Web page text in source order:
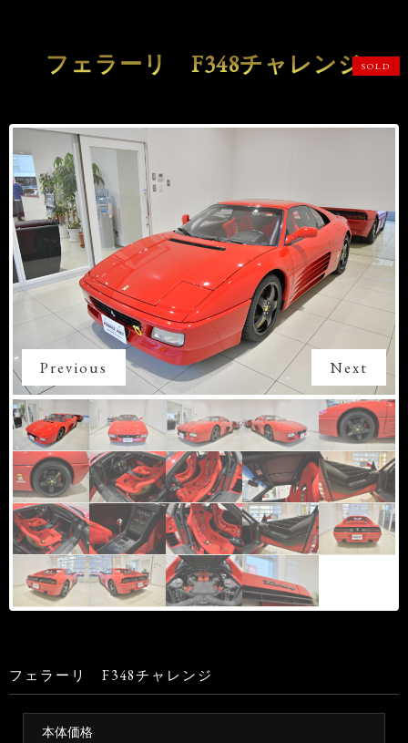
フェラーリ F348チャレンジSOLD
Previous Next
フェラーリ F348チャレンジ
本体価格